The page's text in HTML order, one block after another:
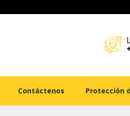
Contáctenos Protección